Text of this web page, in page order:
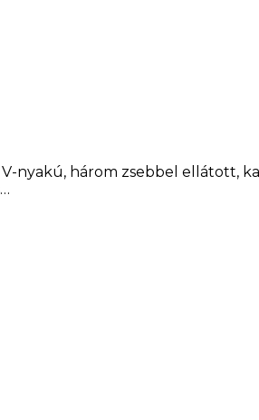
nyakú, három zsebbel ellátott,